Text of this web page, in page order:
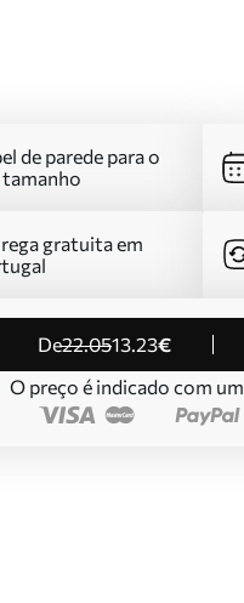
de parede para o
tamanho
gratuita em
de22.0513.23€
O preço é indicado com um